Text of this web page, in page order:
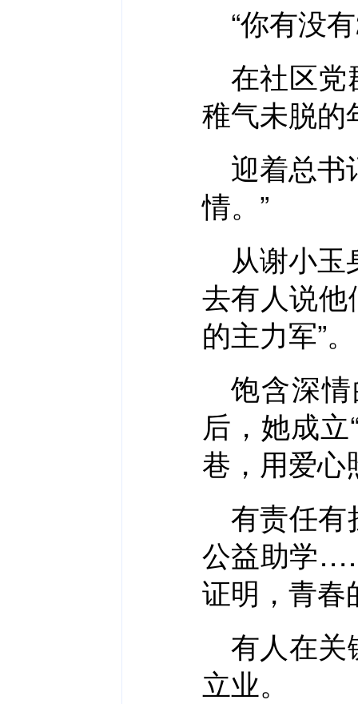
“你有没
在社区
稚气未脱的
迎着总书
情。”
从谢小
去有人说
的主力军”。
饱含深
后，她成
巷，用爱心
有责任
公益助学
证明，青春
有人在
立业。